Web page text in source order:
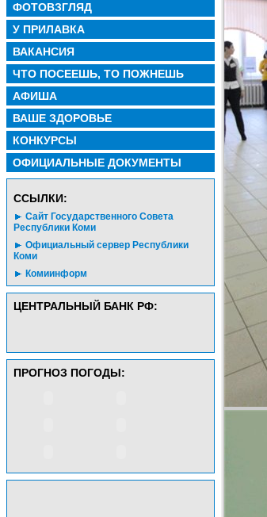
ФОТОВЗГЛЯД
У ПРИЛАВКА
ВАКАНСИЯ
ЧТО ПОСЕЕШЬ, ТО ПОЖНЕШЬ
АФИША
ВАШЕ ЗДОРОВЬЕ
КОНКУРСЫ
ОФИЦИАЛЬНЫЕ ДОКУМЕНТЫ
CСЫЛКИ:
Сайт Государственного Совета
Республики Коми
Официальный сервер Республики
Коми
Комиинформ
ЦЕНТРАЛЬНЫЙ БАНК РФ:
ПРОГНОЗ ПОГОДЫ: